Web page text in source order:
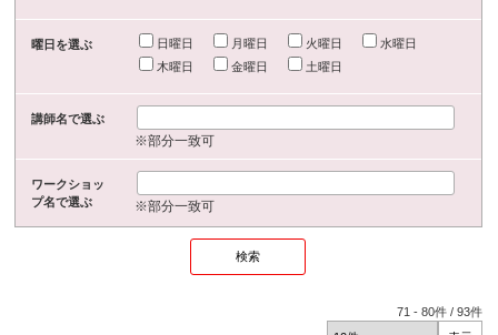
曜日を選ぶ 日曜日 月曜日 火曜日
水曜日
木曜日
金曜日 土曜日
講師名で選ぶ
※部分一致可
ワークショッ
プ名で選ぶ
※部分一致可
71 -80件 /93件